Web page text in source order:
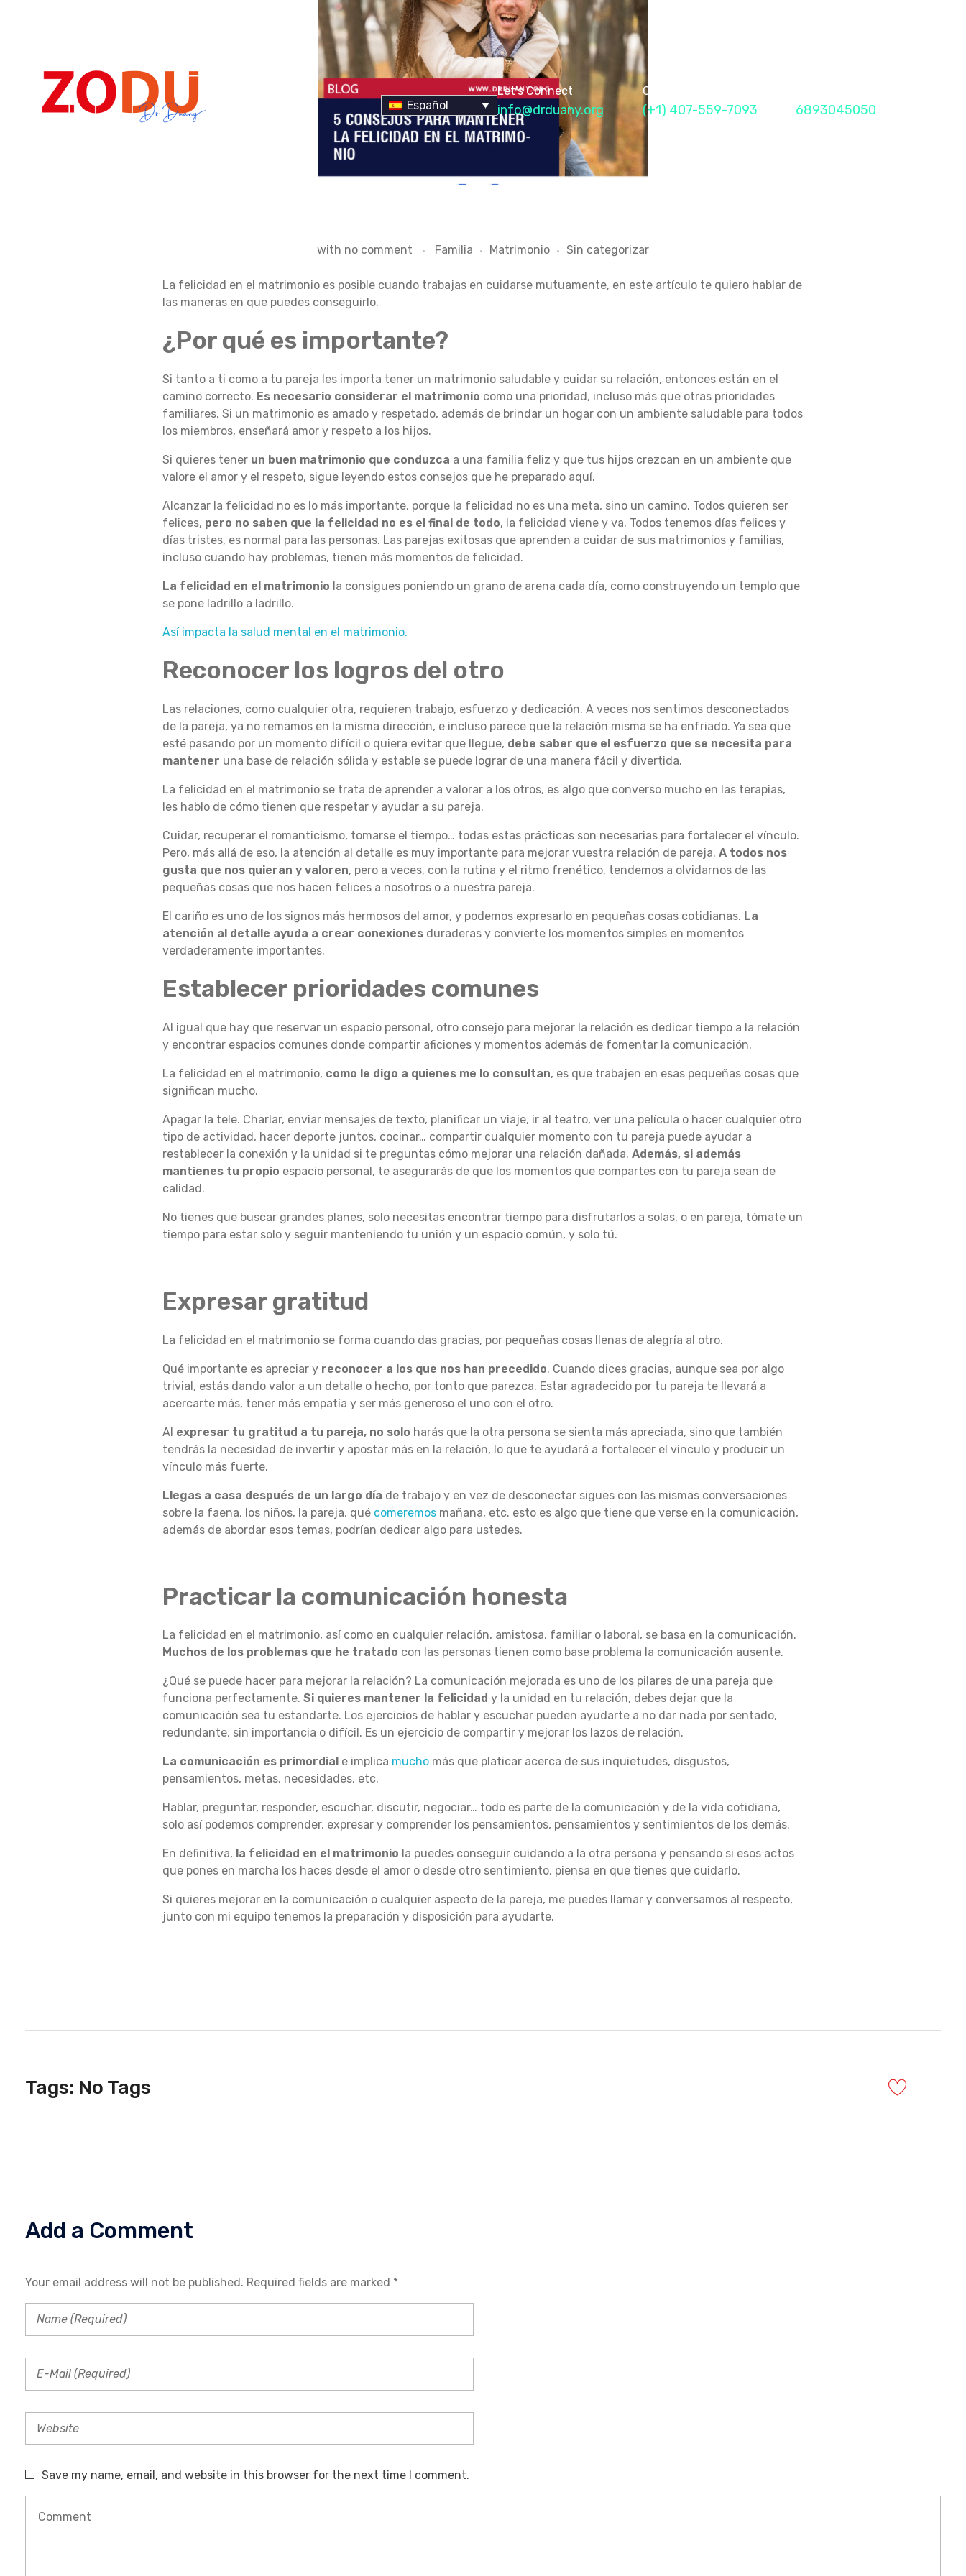
Español
Let's Connect
info@drduany.org
Call Me Now
(+1) 407-559-7093 6893045050
C
O
N
S
E
J
O
S
P
A
R
A
M
A
N
T
E
N
R
L
A
F
E
L
I
C
I
D
A
D
N
L
A
T
R
I
M
with no comment Familia Matrimonio Sin categorizar
La felicidad en el matrimonio es posible cuando trabajas en cuidarse mutuamente, en este artículo te quiero hablar de
las maneras en que puedes conseguirlo.
¿Por qué es importante?
Si tanto a ti como a tu pareja les importa tener un matrimonio saludable y cuidar su relación, entonces están en el
camino correcto. Es necesario considerar el matrimonio como una prioridad, incluso más que otras prioridades
familiares. Si un matrimonio es amado y respetado, además de brindar un hogar con un ambiente saludable para todos
los miembros, enseñará amor y respeto a los hijos.
Si quieres tener un buen matrimonio que conduzca a una familia feliz y que tus hijos crezcan en un ambiente que
valore el amor y el respeto, sigue leyendo estos consejos que he preparado aquí.
Alcanzar la felicidad no es lo más importante, porque la felicidad no es una meta, sino un camino. Todos quieren ser
felices, pero no saben que la felicidad no es el final de todo, la felicidad viene y va. Todos tenemos días felices y
días tristes, es normal para las personas. Las parejas exitosas que aprenden a cuidar de sus matrimonios y familias,
incluso cuando hay problemas, tienen más momentos de felicidad.
La felicidad en el matrimonio la consigues poniendo un grano de arena cada día, como construyendo un templo que
se pone ladrillo a ladrillo.
Así impacta la salud mental en el matrimonio.
Reconocer los logros del otro
Las relaciones, como cualquier otra, requieren trabajo, esfuerzo y dedicación. A veces nos sentimos desconectados
de la pareja, ya no remamos en la misma dirección, e incluso parece que la relación misma se ha enfriado. Ya sea que
esté pasando por un momento difícil o quiera evitar que llegue, debe saber que el esfuerzo que se necesita para
mantener una base de relación sólida y estable se puede lograr de una manera fácil y divertida.
La felicidad en el matrimonio se trata de aprender a valorar a los otros, es algo que converso mucho en las terapias,
les hablo de cómo tienen que respetar y ayudar a su pareja.
Cuidar, recuperar el romanticismo, tomarse el tiempo… todas estas prácticas son necesarias para fortalecer el vínculo.
Pero, más allá de eso, la atención al detalle es muy importante para mejorar vuestra relación de pareja.A todos nos
gusta que nos quieran y valoren, pero a veces, con la rutina y el ritmo frenético, tendemos a olvidarnos de las
pequeñas cosas que nos hacen felices a nosotros o a nuestra pareja.
El cariño es uno de los signos más hermosos del amor, y podemos expresarlo en pequeñas cosas cotidianas. La
atención al detalle ayuda a crear conexiones duraderas y convierte los momentos simples en momentos
verdaderamente importantes.
Establecer prioridades comunes
Al igual que hay que reservar un espacio personal, otro consejo para mejorar la relación es dedicar tiempo a la relación
y encontrar espacios comunes donde compartir aficiones y momentos además de fomentar la comunicación.
La felicidad en el matrimonio, como le digo a quienes me lo consultan, es que trabajen en esas pequeñas cosas que
significan mucho.
Apagar la tele. Charlar, enviar mensajes de texto, planificar un viaje, ir al teatro, ver una película o hacer cualquier otro
tipo de actividad, hacer deporte juntos, cocinar… compartir cualquier momento con tu pareja puede ayudar a
restablecer la conexión y la unidad si te preguntas cómo mejorar una relación dañada.Además, si además
mantienes tu propio espacio personal, te asegurarás de que los momentos que compartes con tu pareja sean de
calidad.
No tienes que buscar grandes planes, solo necesitas encontrar tiempo para disfrutarlos a solas, o en pareja, tómate un
tiempo para estar solo y seguir manteniendo tu unión y un espacio común, y solo tú.
Expresar gratitud
La felicidad en el matrimonio se forma cuando das gracias, por pequeñas cosas llenas de alegría al otro.
Qué importante es apreciar y reconocer a los que nos han precedido. Cuando dices gracias, aunque sea por algo
trivial, estás dando valor a un detalle o hecho, por tonto que parezca. Estar agradecido por tu pareja te llevará a
acercarte más, tener más empatía y ser más generoso el uno con el otro.
Al expresar tu gratitud a tu pareja, no solo harás que la otra persona se sienta más apreciada, sino que también
tendrás la necesidad de invertir y apostar más en la relación, lo que te ayudará a fortalecer el vínculo y producir un
vínculo más fuerte.
Llegas a casa después de un largo día de trabajo y en vez de desconectar sigues con las mismas conversaciones
sobre la faena, los niños, la pareja, qué comeremos mañana, etc. esto es algo que tiene que verse en la comunicación,
además de abordar esos temas, podrían dedicar algo para ustedes.
Practicar la comunicación honesta
La felicidad en el matrimonio, así como en cualquier relación, amistosa, familiar o laboral, se basa en la comunicación.
Muchos de los problemas que he tratado con las personas tienen como base problema la comunicación ausente.
¿Qué se puede hacer para mejorar la relación? La comunicación mejorada es uno de los pilares de una pareja que
funciona perfectamente.Si quieres mantener la felicidad y la unidad en tu relación, debes dejar que la
comunicación sea tu estandarte. Los ejercicios de hablar y escuchar pueden ayudarte a no dar nada por sentado,
redundante, sin importancia o difícil. Es un ejercicio de compartir y mejorar los lazos de relación.
La comunicación es primordial e implica mucho más que platicar acerca de sus inquietudes, disgustos,
pensamientos, metas, necesidades, etc.
Hablar, preguntar, responder, escuchar, discutir, negociar… todo es parte de la comunicación y de la vida cotidiana,
solo así podemos comprender, expresar y comprender los pensamientos, pensamientos y sentimientos de los demás.
En definitiva, la felicidad en el matrimonio la puedes conseguir cuidando a la otra persona y pensando si esos actos
que pones en marcha los haces desde el amor o desde otro sentimiento, piensa en que tienes que cuidarlo.
Si quieres mejorar en la comunicación o cualquier aspecto de la pareja, me puedes llamar y conversamos al respecto,
junto con mi equipo tenemos la preparación y disposición para ayudarte.
Tags: No Tags
Add a Comment
Your email address will not be published. Required fields are marked *
Save my name, email, and website in this browser for the next time I comment.